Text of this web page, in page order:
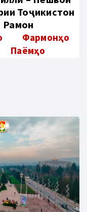
Тоҷикистон
Фармонҳо
Паёмҳо